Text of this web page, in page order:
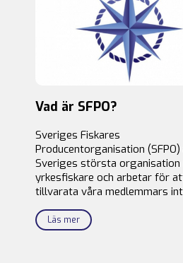
Vad är SFPO?
Sveriges Fiskares
Producentorganisation (SFPO)
Sveriges största
yrkesfiskare och arbetar för
tillvarata våra medlemmars
Läs mer